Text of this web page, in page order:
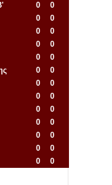
0
0
0
0
0
0
0
0
0
0
0
0
0
0
0
0
0
0
0
0
0
0
0
0
0
0